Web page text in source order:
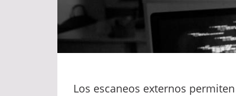
Los escaneos externos